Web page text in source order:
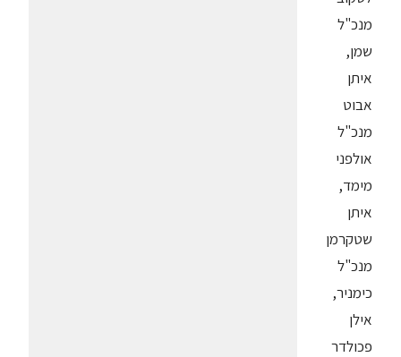
מנכ"ל
שמן,
איתן
אבוט
מנכ"ל
אולפני
מימד,
איתן
שטקרמן
מנכ"ל
כימניר,
אילן
פכולדר